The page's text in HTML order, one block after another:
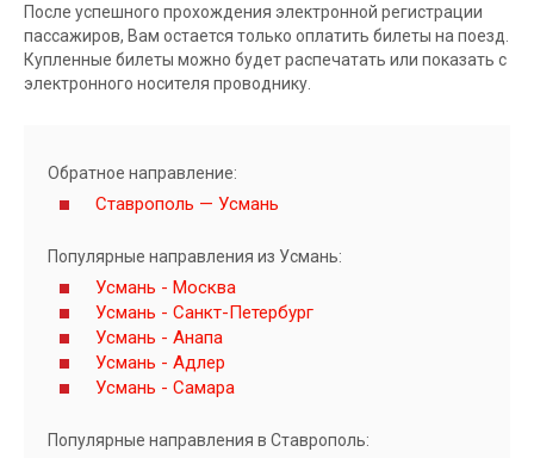
После успешного прохождения электронной регистрации
пассажиров, Вам остается только оплатить билеты на поезд.
Купленные билеты можно будет распечатать или показать с
электронного носителя проводнику.
Обратное направление:
Ставрополь — Усмань
Популярные направления из Усмань:
Усмань - Москва
Усмань - Санкт-Петербург
Усмань - Анапа
Усмань - Адлер
Усмань - Самара
Популярные направления в Ставрополь: